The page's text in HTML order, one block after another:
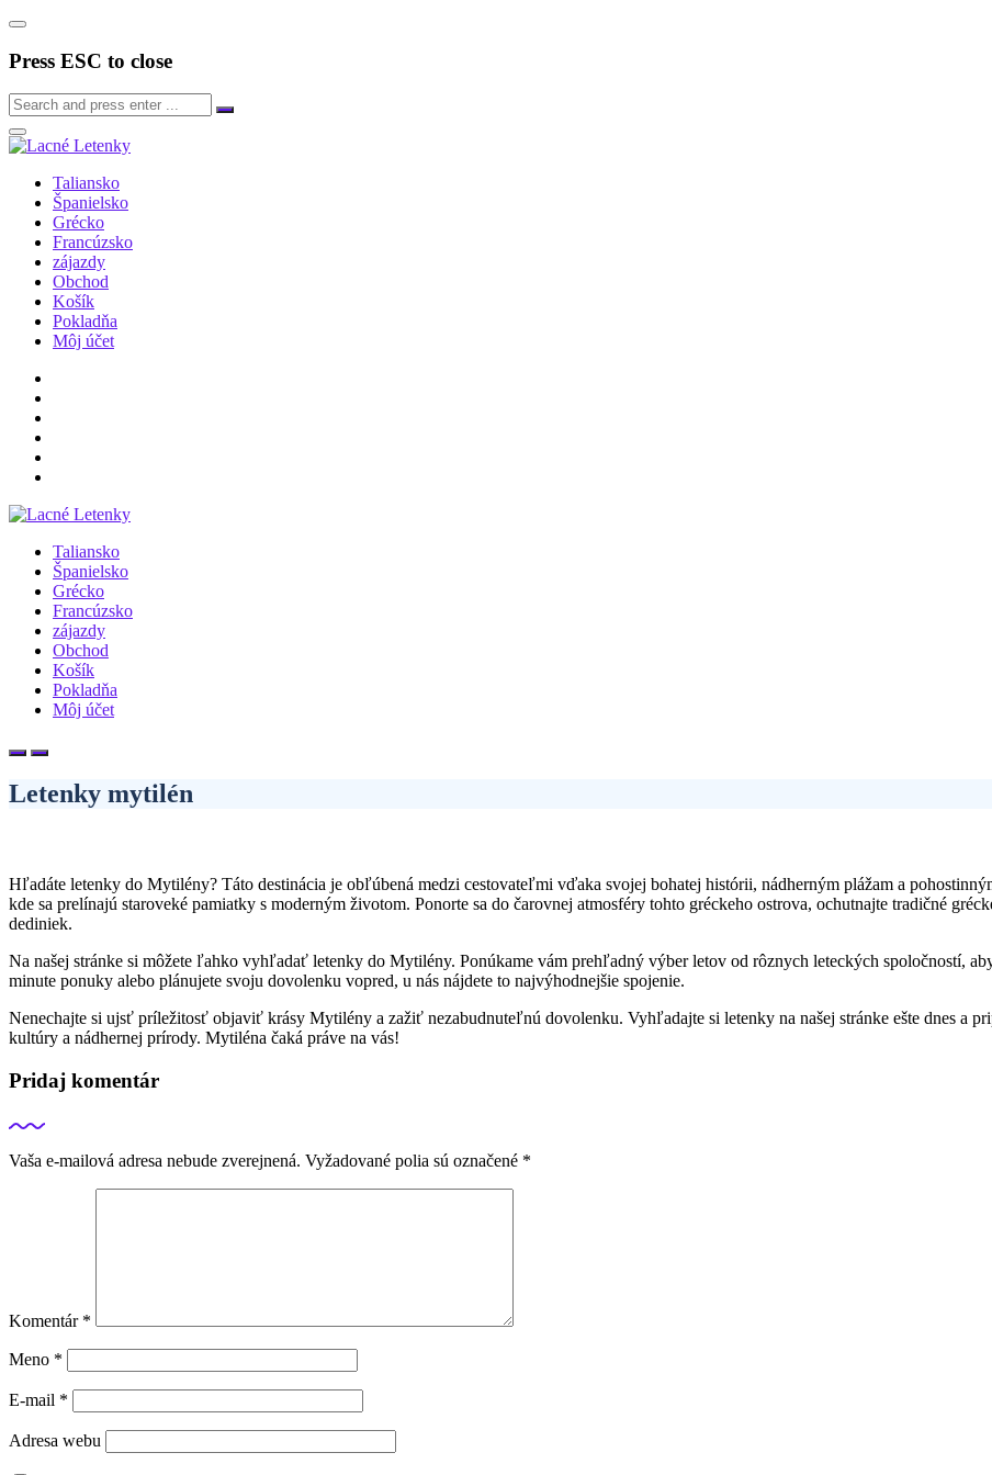
Press ESC to close
Taliansko
Španielsko
Grécko
Francúzsko
zájazdy
Obchod
Košík
Pokladňa
Môj účet
Taliansko
Španielsko
Grécko
Francúzsko
zájazdy
Obchod
Košík
Pokladňa
Môj účet
Letenky mytilén
Hľadáte letenky do Mytilény? Táto destinácia je obľúbená medzi cestovateľmi vďaka svojej bohatej histórii, nádherným plážam a
kde sa prelínajú staroveké pamiatky s moderným životom. Ponorte sa do čarovnej atmosféry tohto gréckeho ostrova, ochutnajte tradičné
dediniek.
Na našej stránke si môžete ľahko vyhľadať letenky do Mytilény. Ponúkame vám prehľadný výber letov od rôznych leteckých spoločností,
minute ponuky alebo plánujete svoju dovolenku vopred, u nás nájdete to najvýhodnejšie spojenie.
Nenechajte si ujsť príležitosť objaviť krásy Mytilény a zažiť nezabudnuteľnú dovolenku. Vyhľadajte si letenky na našej stránke ešte dnes a
kultúry a nádhernej prírody. Mytiléna čaká práve na vás!
Pridaj komentár
Vaša e-mailová adresa nebude zverejnená. Vyžadované polia sú označené *
Komentár *
Meno *
E-mail *
Adresa webu